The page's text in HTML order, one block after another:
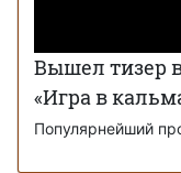
Вышел тизер
«Игра в
Популярнейший